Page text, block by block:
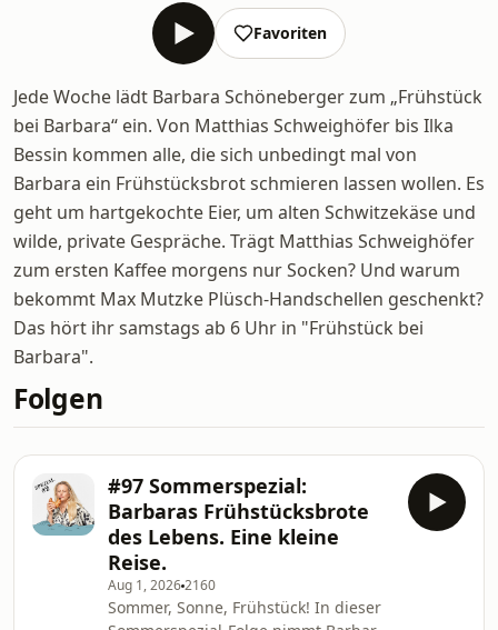
Favoriten
Jede Woche lädt Barbara Schöneberger zum „Frühstück
bei Barbara“ ein. Von Matthias Schweighöfer bis Ilka
Bessin kommen alle, die sich unbedingt mal von
Barbara ein Frühstücksbrot schmieren lassen wollen. Es
geht um hartgekochte Eier, um alten Schwitzekäse und
wilde, private Gespräche. Trägt Matthias Schweighöfer
zum ersten Kaffee morgens nur Socken? Und warum
bekommt Max Mutzke Plüsch-Handschellen geschenkt?
Das hört ihr samstags ab 6 Uhr in "Frühstück bei
Barbara".
Folgen
#97 Sommerspezial:
Barbaras Frühstücksbrote
des Lebens. Eine kleine
Reise.
Aug 1, 20262160
Sommer, Sonne, Frühstück! In dieser